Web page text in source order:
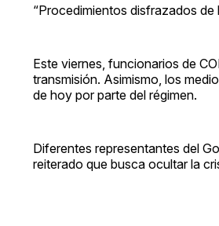
“Procedimientos disfrazados de
Este viernes, funcionarios de
transmisión. Asimismo, los
de hoy por parte del régimen.
Diferentes representantes del
reiterado que busca ocultar la